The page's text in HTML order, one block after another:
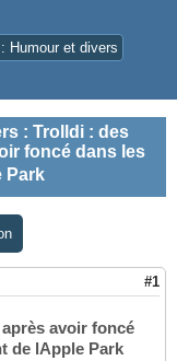
Humour et divers
: Trolldi : des
foncé dans les
Park
#1
avoir foncé
lApple Park